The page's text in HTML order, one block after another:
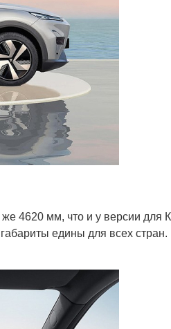
4620 мм, что и у версии для
едины для всех